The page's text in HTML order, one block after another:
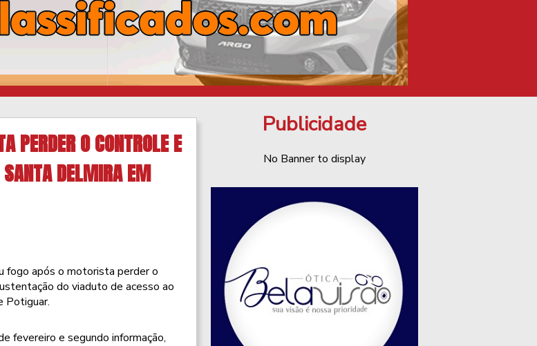
PERDER O CONTROLE E
SANTA DELMIRA EM
fogo após o motorista perder o
do viaduto de acesso ao
Potiguar.
fevereiro e segundo informação,
Publicidade
No Banner to display